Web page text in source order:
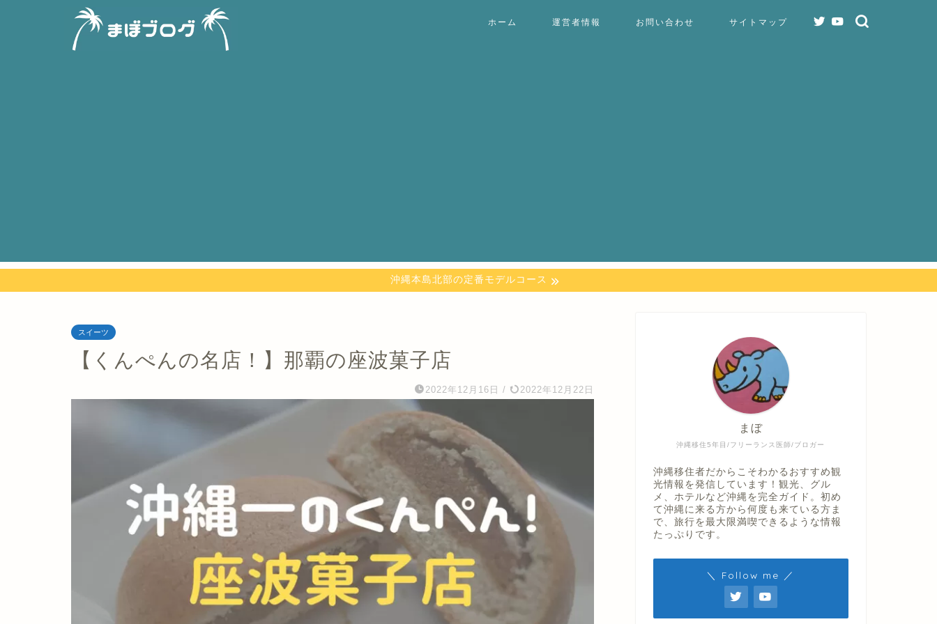
ホーム 運営者情報 お問い合わせ サイトマップ
沖縄本島北部の定番モデルコース
スイーツ
【くんぺんの名店！】那覇の座波菓子店
2022年12月16日 / 2022年12月22日
沖縄移住5年目/フリーランス医師/ブロガー
まぼ
沖縄移住者だからこそわかるおすすめ観
光情報を発信しています！観光、グル
メ、ホテルなど沖縄を完全ガイド。初め
て沖縄に来る方から何度も来ている方ま
で、旅行を最大限満喫できるような情報
たっぷりです。
＼ Follow me ／